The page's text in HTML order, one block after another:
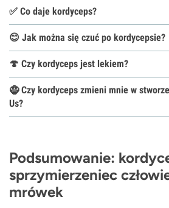
✅ Co daje kordyceps?
😊 Jak można się czuć po kordycepsie?
🍄 Czy kordyceps jest lekiem?
🧌 Czy kordyceps zmieni mnie w
Us?
Podsumowanie:
sprzymierzeniec
mrówek